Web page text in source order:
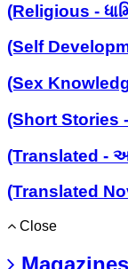
(Religious -
(Self
(Sex
(Short Stories -
(Translated -
(Translated
Close
Magazines